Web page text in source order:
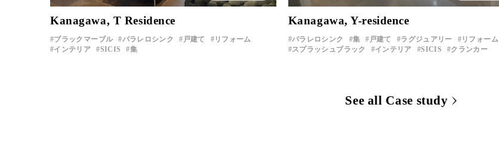
Kanagawa, T Residence
ブラックマーブル パラレロシンク 戸建て
リフォーム
インテリア
SICIS 集
Kanagawa, Y-residence
パラレロシンク 集 戸建て ラグジュアリー
リフォーム
スプラッシュブラック
インテリア SICIS クランカー
See all Case study